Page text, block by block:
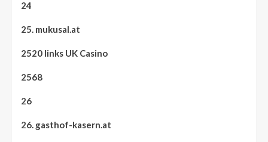
24
25. mukusal.at
2520 links UK Casino
2568
26
26. gasthof-kasern.at